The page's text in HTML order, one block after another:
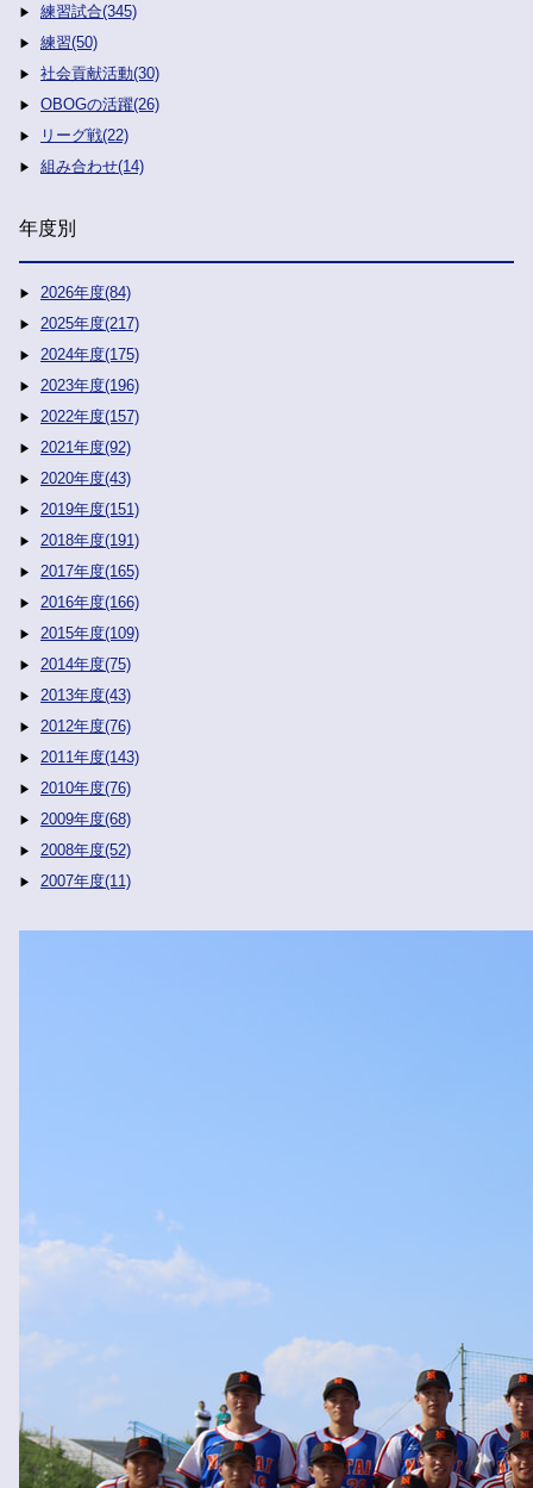
練習試合(345)
練習(50)
社会貢献活動(30)
OBOGの活躍(26)
リーグ戦(22)
組み合わせ(14)
年度別
2026年度(84)
2025年度(217)
2024年度(175)
2023年度(196)
2022年度(157)
2021年度(92)
2020年度(43)
2019年度(151)
2018年度(191)
2017年度(165)
2016年度(166)
2015年度(109)
2014年度(75)
2013年度(43)
2012年度(76)
2011年度(143)
2010年度(76)
2009年度(68)
2008年度(52)
2007年度(11)